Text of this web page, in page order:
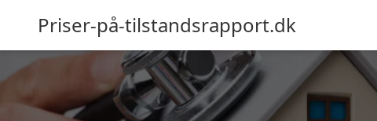
Priser-på-tilstandsrapport.dk